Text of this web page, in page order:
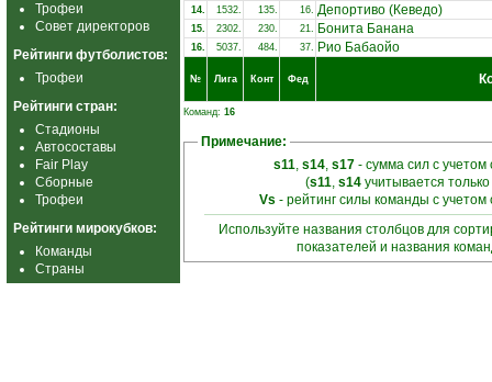
Трофеи
Совет директоров
Рейтинги футболистов:
Трофеи
Рейтинги стран:
Стадионы
Автосоставы
Fair Play
Сборные
Трофеи
Рейтинги мирокубков:
Команды
Страны
14. 1532. 135. 16. Депортиво (Кеведо)
15. 2302. 230. 21. Бонита Банана
16. 5037. 484. 37. Рио Бабаойо
№ Лига Конт Фед
Команд: 16
Примечание:
s11, s14, s17- сумма сил с учетом
(s11, s14 учитывается
Vs - рейтинг силы команды с
Используйте названия столбцов для
показателей и названия